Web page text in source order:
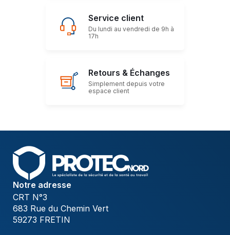
Service client
Du lundi au vendredi de 9h à
17h
Retours & Échanges
Simplement depuis votre
espace client
Notre adresse
CRT N°3
683 Rue du Chemin Vert
59273 FRETIN